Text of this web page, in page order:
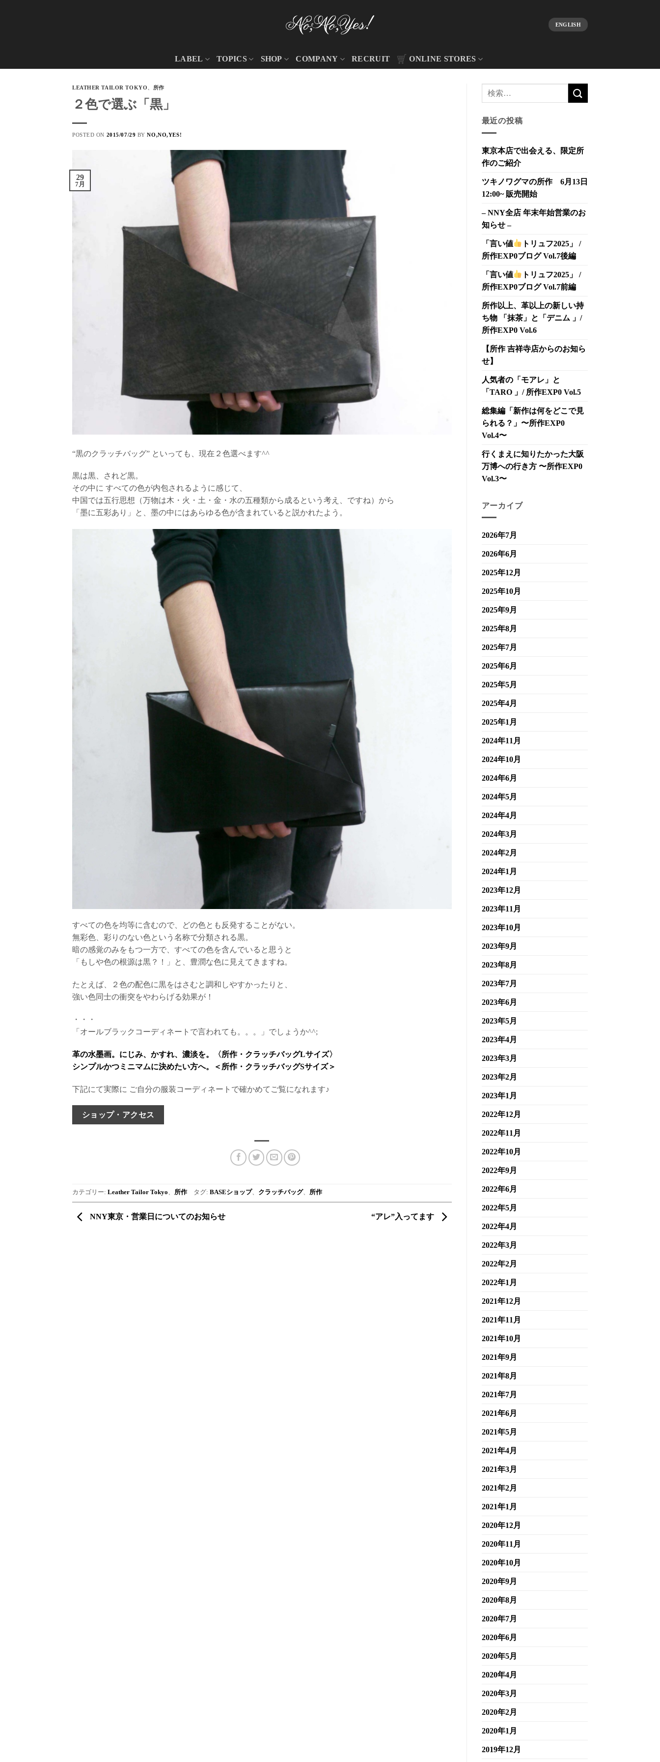
ENGLISH
LABEL TOPICS SHOP COMPANY RECRUIT ONLINE STORES
LEATHER TAILOR TOKYO、 所作
２色で選ぶ「黒」
POSTED ON 2015/07/29 BYNO,NO,YES!
29
7月
“黒のクラッチバッグ” といっても、現在２色選べます^^
黒は黒、されど黒。
その中に すべての色が内包されるように感じて、
中国では五行思想（万物は木・火・土・金・水の五種類から成るという考え、ですね）から
「墨に五彩あり」と、墨の中にはあらゆる色が含まれていると説かれたよう。
すべての色を均等に含むので、どの色とも反発することがない。
無彩色、彩りのない色という名称で分類される黒。
暗の感覚のみをもつ一方で、すべての色を含んでいると思うと
「もしや色の根源は黒？！」と、豊潤な色に見えてきますね。
たとえば、２色の配色に黒をはさむと調和しやすかったりと、
強い色同士の衝突をやわらげる効果が！
・・・
「オールブラックコーディネートで言われても。。。」でしょうか^^;
革の水墨画。にじみ、かすれ、濃淡を。〈所作・クラッチバッグLサイズ〉
シンプルかつミニマムに決めたい方へ。＜所作・クラッチバッグSサイズ＞
下記にて実際に ご自分の服装コーディネートで確かめてご覧になれます♪
ショップ・アクセス
カテゴリー: Leather Tailor Tokyo、 所作 タグ: BASEショップ、 クラッチバッグ、 所作
NNY東京・営業日についてのお知らせ “アレ”入ってます
最近の投稿
東京本店で出会える、限定所
作のご紹介
ツキノワグマの所作 6月13日
12:00~ 販売開始
– NNY全店 年末年始営業のお
知らせ –
「言い値
トリュフ2025」 /
所作EXP0ブログ Vol.7後編
「言い値
トリュフ2025」 /
所作EXP0ブログ Vol.7前編
所作以上、革以上の新しい持
ち物 「抹茶」と「デニム 」/
所作EXP0 Vol.6
【所作 吉祥寺店からのお知ら
せ】
人気者の「モアレ」と
「TARO 」/ 所作EXP0 Vol.5
総集編「新作は何をどこで見
られる？」〜所作EXP0
Vol.4〜
行くまえに知りたかった大阪
万博への行き方 〜所作EXP0
Vol.3〜
アーカイブ
2026年7月
2026年6月
2025年12月
2025年10月
2025年9月
2025年8月
2025年7月
2025年6月
2025年5月
2025年4月
2025年1月
2024年11月
2024年10月
2024年6月
2024年5月
2024年4月
2024年3月
2024年2月
2024年1月
2023年12月
2023年11月
2023年10月
2023年9月
2023年8月
2023年7月
2023年6月
2023年5月
2023年4月
2023年3月
2023年2月
2023年1月
2022年12月
2022年11月
2022年10月
2022年9月
2022年6月
2022年5月
2022年4月
2022年3月
2022年2月
2022年1月
2021年12月
2021年11月
2021年10月
2021年9月
2021年8月
2021年7月
2021年6月
2021年5月
2021年4月
2021年3月
2021年2月
2021年1月
2020年12月
2020年11月
2020年10月
2020年9月
2020年8月
2020年7月
2020年6月
2020年5月
2020年4月
2020年3月
2020年2月
2020年1月
2019年12月